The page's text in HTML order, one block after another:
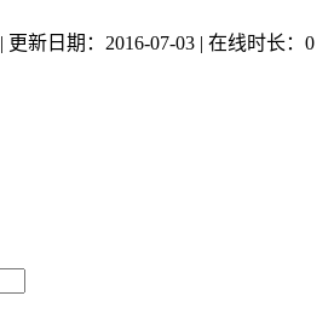
| 更新日期：2016-07-03 | 在线时长：0